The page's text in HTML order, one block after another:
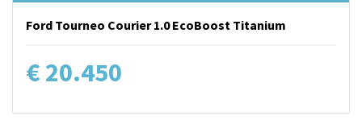
Ford Tourneo Courier 1.0 EcoBoost Titanium
€ 20.450